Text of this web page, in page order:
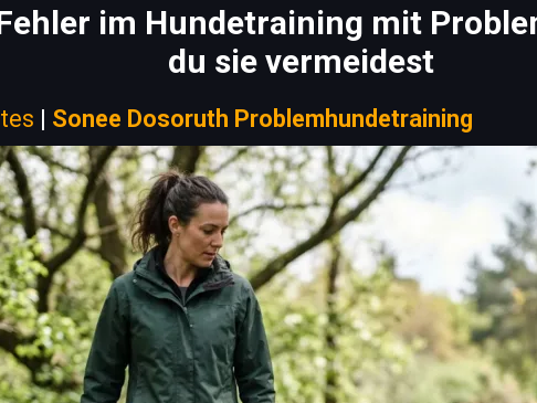
im Hundetraining mit
du sie vermeidest
| Sonee Dosoruth Problemhundetraining